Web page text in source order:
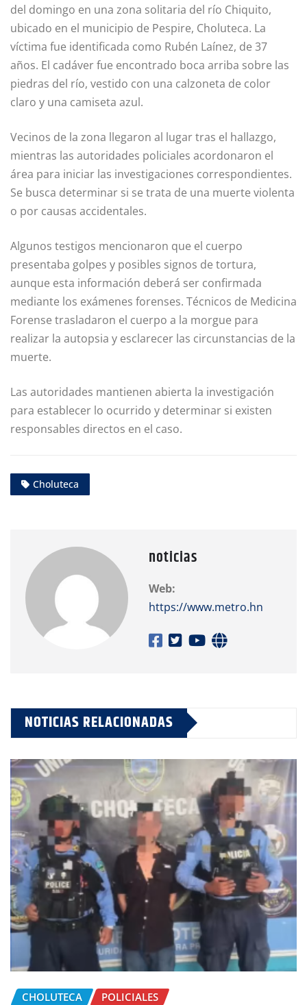
del domingo en una zona solitaria del río Chiquito,
ubicado en el municipio de Pespire, Choluteca. La
víctima fue identificada como Rubén Laínez, de 37
años. El cadáver fue encontrado boca arriba sobre las
piedras del río, vestido con una calzoneta de color
claro y una camiseta azul.
Vecinos de la zona llegaron al lugar tras el hallazgo,
mientras las autoridades policiales acordonaron el
área para iniciar las investigaciones correspondientes.
Se busca determinar si se trata de una muerte violenta
o por causas accidentales.
Algunos testigos mencionaron que el cuerpo
presentaba golpes y posibles signos de tortura,
aunque esta información deberá ser confirmada
mediante los exámenes forenses. Técnicos de Medicina
Forense trasladaron el cuerpo a la morgue para
realizar la autopsia y esclarecer las circunstancias de la
muerte.
Las autoridades mantienen abierta la investigación
para establecer lo ocurrido y determinar si existen
responsables directos en el caso.
Choluteca
noticias
Web:
https://www.metro.hn
NOTICIAS RELACIONADAS
CHOLUTECA POLICIALES